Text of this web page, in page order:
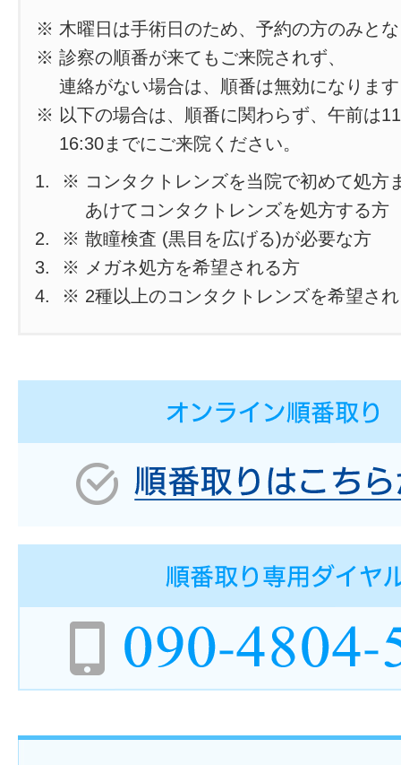
※ 木曜日は手術日のため、予約の方のみと
※ 診察の順番が来てもご来院されず、
連絡がない場合は、順番は無効になりま
※ 以下の場合は、順番に関わらず、午前は
16:30までにご来院ください。
※ コンタクトレンズを当院で初めて処方
あけてコンタクトレンズを処方する方
※ 散瞳検査 (黒目を広げる)が必要な方
※ メガネ処方を希望される方
※ 2種以上のコンタクトレンズを希望さ